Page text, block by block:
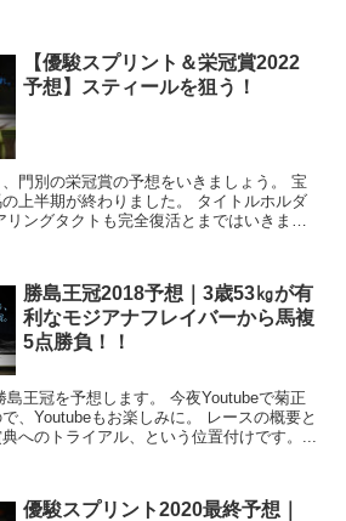
【優駿スプリント＆栄冠賞2022
予想】スティールを狙う！
門別の栄冠賞の予想をいきましょう。 宝
上半期が終わりました。 タイトルホルダ
リングタクトも完全復活とまではいきませ
勝島王冠2018予想｜3歳53㎏が有
利なモジアナフレイバーから馬複
5点勝負！！
想します。 今夜Youtubeで菊正
もお楽しみに。 レースの概要と
へのトライアル、という位置付けです。...
優駿スプリント2020最終予想｜